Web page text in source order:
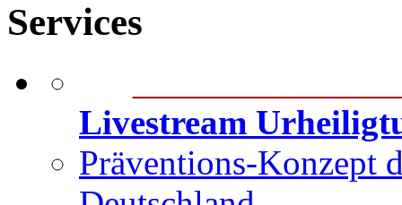
Services
Livestream
Präventions-Konzept